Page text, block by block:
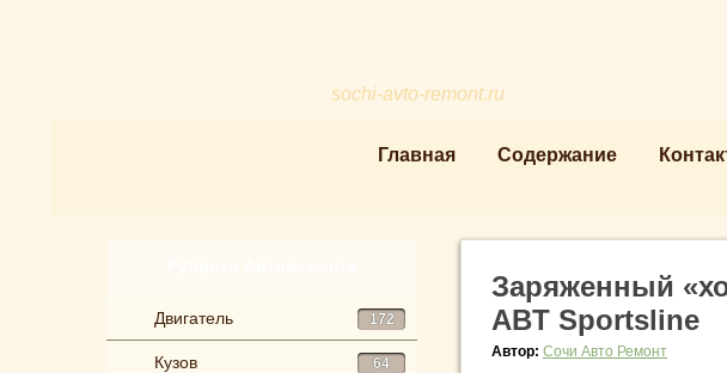
sochi-avto-remont.ru
Главная Содержание
Двигатель 172
Кузов 64
Заряженный
ABT Sportsline
Автор: Сочи Авто Ремонт